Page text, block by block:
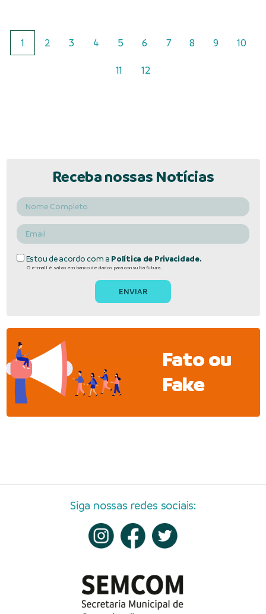
1 2 3 4 5 6 7 8 9 10
11 12
Receba nossas Notícias
Estou de acordo com a Política de Privacidade.
O e-mail é salvo em banco de dados para consulta futura.
Fato ou
Fake
Siga nossas redes sociais: